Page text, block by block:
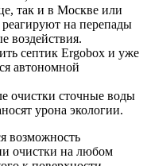
так и в Москве или
на перепады
воздействия.
септик Ergobox и уже
автономной
очистки сточные воды
урона экологии.
возможность
очистки на любом